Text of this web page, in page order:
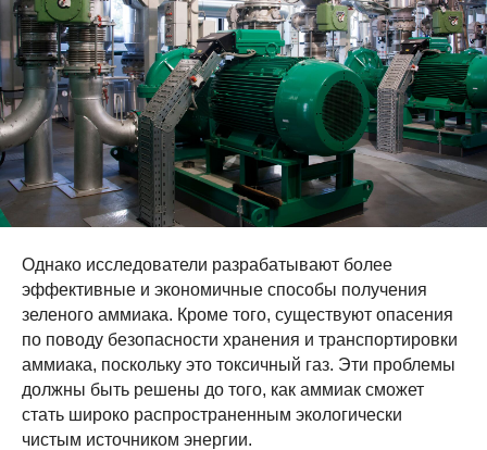
Однако исследователи разрабатывают более
эффективные и экономичные способы получения
зеленого аммиака. Кроме того, существуют опасения
по поводу безопасности хранения и транспортировки
аммиака, поскольку это токсичный газ. Эти проблемы
должны быть решены до того, как аммиак сможет
стать широко распространенным экологически
чистым источником энергии.
ПРОДУКЦИЯ
Заправка аммиаком
Баллоны под аммиак
Аттестация баллонов
Редуктор аммиачный